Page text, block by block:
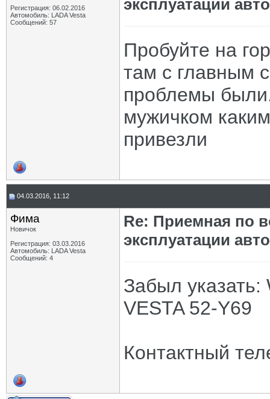
Регистрация: 06.02.2016
Автомобиль: LADA Vesta
Сообщений: 57
эксплуатации
Пробуйте на
там с главным
проблемы
мужичком
привезли
04.03.2016, 11:12
Фима
Новичок
Регистрация: 03.03.2016
Автомобиль: LADA Vesta
Сообщений: 4
Re: Приемная по
эксплуатации
Забыл указать:
VESTA 52-Y69
Контактный